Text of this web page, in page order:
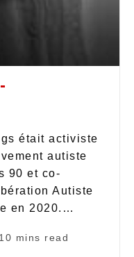
était activiste
autiste
90 et co-
Autiste
en 2020.…
10 mins read